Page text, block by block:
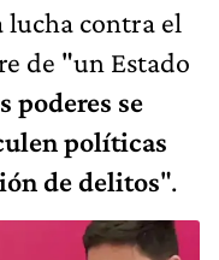
lucha contra el
de "un Estado
poderes se
políticas
de delitos".